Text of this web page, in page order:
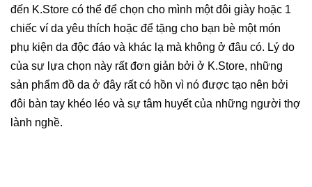
đến K.Store có thể để chọn cho mình một đôi giày hoặc 1
chiếc ví da yêu thích hoặc để tặng cho bạn bè một món
phụ kiện da độc đáo và khác lạ mà không ở đâu có. Lý do
của sự lựa chọn này rất đơn giản bởi ở K.Store, những
sản phẩm đồ da ở đây rất có hồn vì nó được tạo nên bởi
đôi bàn tay khéo léo và sự tâm huyết của những người thợ
lành nghề.